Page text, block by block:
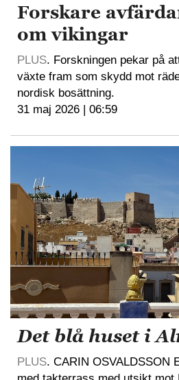
Forskare
om vikingar
PLUS. Forskningen pekar på
växte fram som skydd mot
nordisk bosättning.
31 maj 2026 | 06:59
Det blå huset i
PLUS. CARIN OSVALDSSON